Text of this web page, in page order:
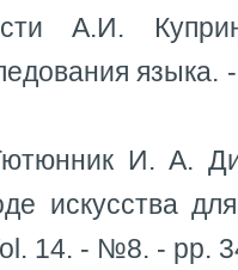
А.И.
И. А.
искусства
14. - №8. - pp.